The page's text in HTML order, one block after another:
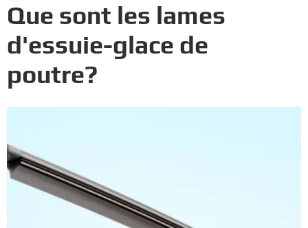
Que sont les lames
d'essuie-glace de
poutre?